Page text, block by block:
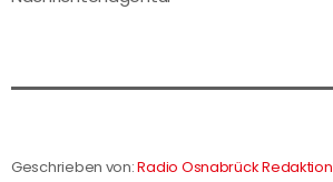
Geschrieben von:Radio Osnabrück Redaktion